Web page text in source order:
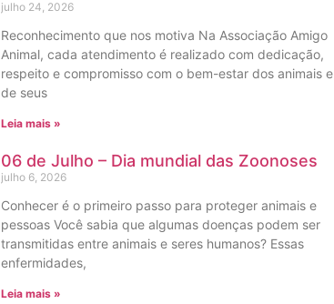
julho 24, 2026
Reconhecimento que nos motiva Na Associação Amigo
Animal, cada atendimento é realizado com dedicação,
respeito e compromisso com o bem-estar dos animais e
de seus
Leia mais »
06 de Julho – Dia mundial das Zoonoses
julho 6, 2026
Conhecer é o primeiro passo para proteger animais e
pessoas Você sabia que algumas doenças podem ser
transmitidas entre animais e seres humanos? Essas
enfermidades,
Leia mais »